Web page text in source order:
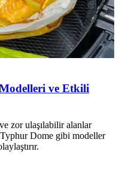
ve Etkili
zor ulaşılabilir alanlar
Dome gibi modeller